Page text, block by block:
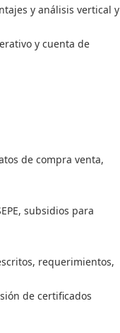
y análisis vertical y
y cuenta de
de compra venta,
subsidios para
requerimientos,
de certificados